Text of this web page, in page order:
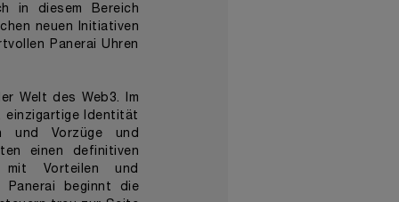
in diesem Bereich
neuen Initiativen
Panerai Uhren
Welt des Web3. Im
einzigartige Identität
und Vorzüge und
einen definitiven
mit Vorteilen und
Panerai beginnt die